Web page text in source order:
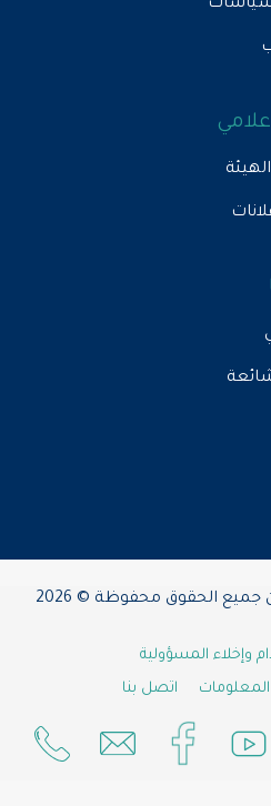
الحقوق محفوظة © 2026
المسؤولية
اتصل بنا